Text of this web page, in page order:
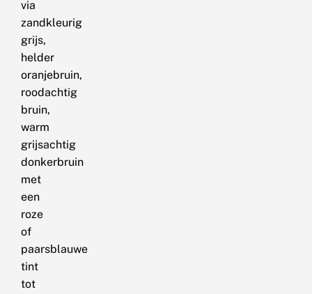
via
zandkleurig
grijs,
helder
oranjebruin,
roodachtig
bruin,
warm
grijsachtig
donkerbruin
met
een
roze
of
paarsblauwe
tint
tot